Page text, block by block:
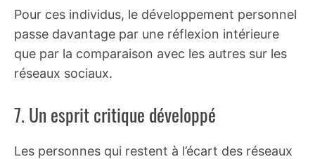
Pour ces individus, le développement personnel
passe davantage par une réflexion intérieure
que par la comparaison avec les autres sur les
réseaux sociaux.
7. Un esprit critique développé
Les personnes qui restent à l’écart des réseaux